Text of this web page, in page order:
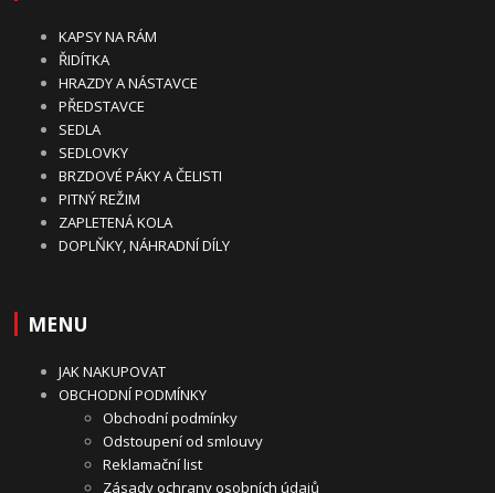
KAPSY NA RÁM
ŘIDÍTKA
HRAZDY A NÁSTAVCE
PŘEDSTAVCE
SEDLA
SEDLOVKY
BRZDOVÉ PÁKY A ČELISTI
PITNÝ REŽIM
ZAPLETENÁ KOLA
DOPLŇKY, NÁHRADNÍ DÍLY
MENU
JAK NAKUPOVAT
OBCHODNÍ PODMÍNKY
Obchodní podmínky
Odstoupení od smlouvy
Reklamační list
Zásady ochrany osobních údajů